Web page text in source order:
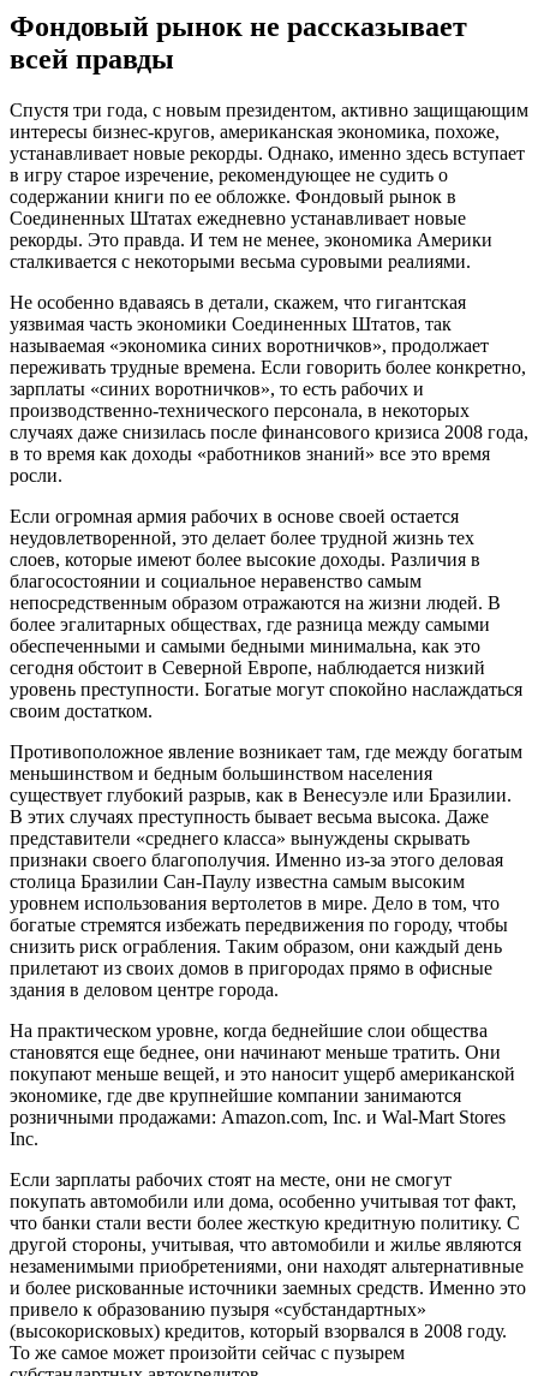
Фондовый рынок не рассказывает
всей правды
Спустя три года, с новым президентом, активно защищающим
интересы бизнес-кругов, американская экономика, похоже,
устанавливает новые рекорды. Однако, именно здесь вступает
в игру старое изречение, рекомендующее не судить о
содержании книги по ее обложке. Фондовый рынок в
Соединенных Штатах ежедневно устанавливает новые
рекорды. Это правда. И тем не менее, экономика Америки
сталкивается с некоторыми весьма суровыми реалиями.
Не особенно вдаваясь в детали, скажем, что гигантская
уязвимая часть экономики Соединенных Штатов, так
называемая «экономика синих воротничков», продолжает
переживать трудные времена. Если говорить более конкретно,
зарплаты «синих воротничков», то есть рабочих и
производственно-технического персонала, в некоторых
случаях даже снизилась после финансового кризиса 2008 года,
в то время как доходы «работников знаний» все это время
росли.
Если огромная армия рабочих в основе своей остается
неудовлетворенной, это делает более трудной жизнь тех
слоев, которые имеют более высокие доходы. Различия в
благосостоянии и социальное неравенство самым
непосредственным образом отражаются на жизни людей. В
более эгалитарных обществах, где разница между самыми
обеспеченными и самыми бедными минимальна, как это
сегодня обстоит в Северной Европе, наблюдается низкий
уровень преступности. Богатые могут спокойно наслаждаться
своим достатком.
Противоположное явление возникает там, где между богатым
меньшинством и бедным большинством населения
существует глубокий разрыв, как в Венесуэле или Бразилии.
В этих случаях преступность бывает весьма высока. Даже
представители «среднего класса» вынуждены скрывать
признаки своего благополучия. Именно из-за этого деловая
столица Бразилии Сан-Паулу известна самым высоким
уровнем использования вертолетов в мире. Дело в том, что
богатые стремятся избежать передвижения по городу, чтобы
снизить риск ограбления. Таким образом, они каждый день
прилетают из своих домов в пригородах прямо в офисные
здания в деловом центре города.
На практическом уровне, когда беднейшие слои общества
становятся еще беднее, они начинают меньше тратить. Они
покупают меньше вещей, и это наносит ущерб американской
экономике, где две крупнейшие компании занимаются
розничными продажами: Amazon.com, Inc. и Wal-Mart Stores
Inc.
Если зарплаты рабочих стоят на месте, они не смогут
покупать автомобили или дома, особенно учитывая тот факт,
что банки стали вести более жесткую кредитную политику. С
другой стороны, учитывая, что автомобили и жилье являются
незаменимыми приобретениями, они находят альтернативные
и более рискованные источники заемных средств. Именно это
привело к образованию пузыря «субстандартных»
(высокорисковых) кредитов, который взорвался в 2008 году.
То же самое может произойти сейчас с пузырем